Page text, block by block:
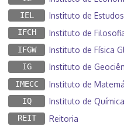
IEL Instituto de
IFCH Instituto de
IFGW Instituto de Física
IG Instituto de
IMECC Instituto de
IQ Instituto de Química
REIT Reitoria